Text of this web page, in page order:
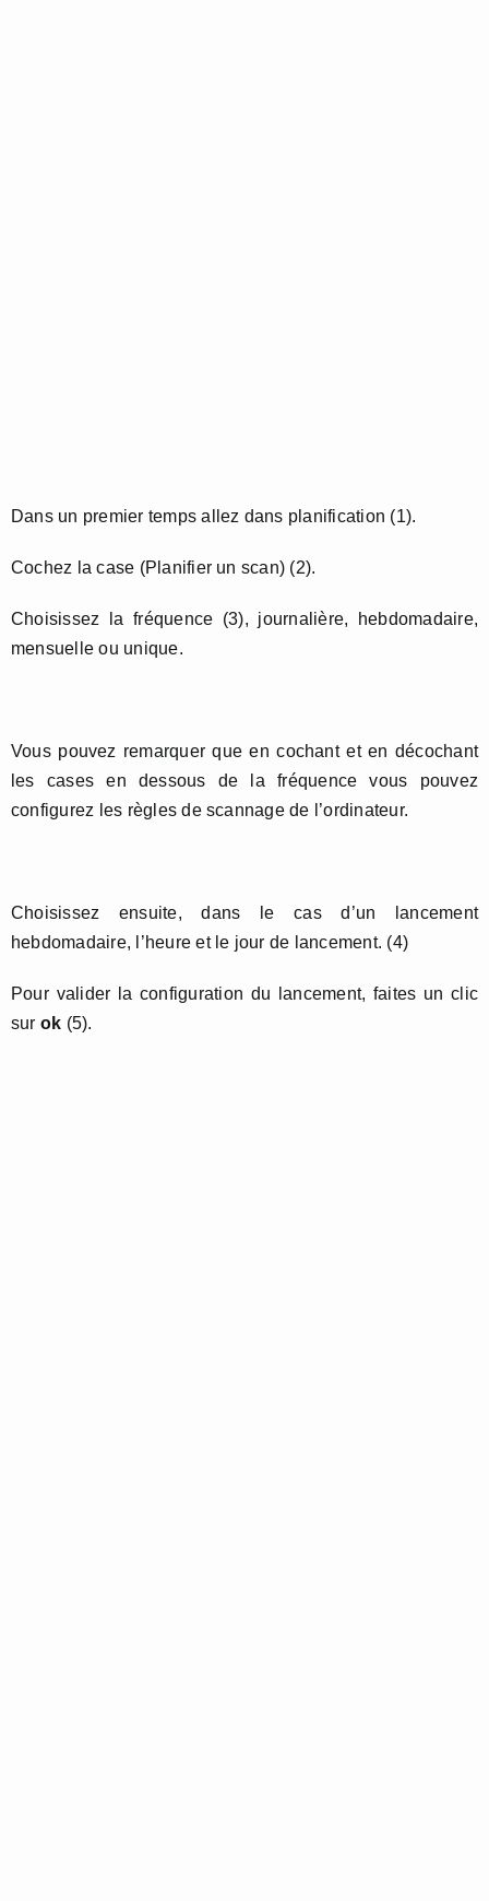
Dans un premier temps allez dans planification (1).
Cochez la case (Planifier un scan) (2).
Choisissez la fréquence (3), journalière, hebdomadaire,
mensuelle ou unique.
Vous pouvez remarquer que en cochant et en décochant
les cases en dessous de la fréquence vous pouvez
configurez les règles de scannage de l’ordinateur.
Choisissez ensuite, dans le cas d’un lancement
hebdomadaire, l’heure et le jour de lancement. (4)
Pour valider la configuration du lancement, faites un clic
sur ok (5).